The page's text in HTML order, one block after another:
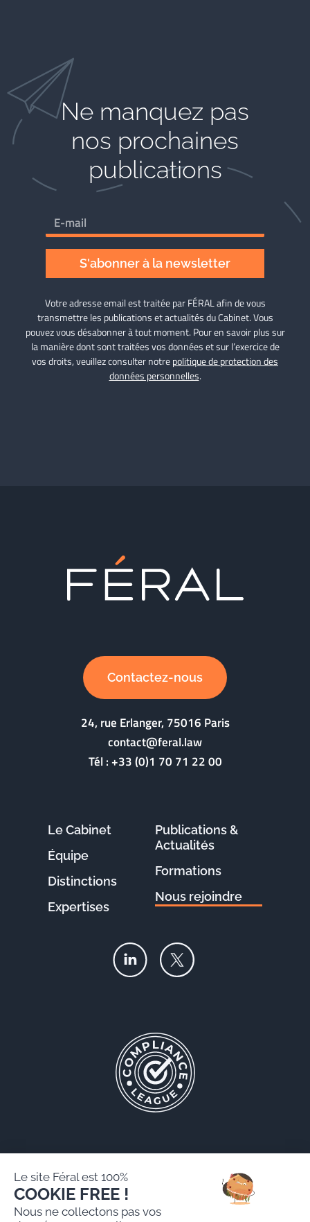
Ne manquez pas
nos prochaines
publications
S'abonner à la newsletter
Votre adresse email est traitée par FÉRAL afin de vous
transmettre les publications et actualités du Cabinet. Vous
pouvez vous désabonner à tout moment. Pour en savoir plus sur
la manière dont sont traitées vos données et sur l’exercice de
vos droits, veuillez consulter notrepolitique de protection des
données personnelles.
Contactez-nous
24, rue Erlanger, 75016 Paris
contact@feral.law
Tél :+33 (0)1 70 71 22 00
Le Cabinet
Équipe
Distinctions
Expertises
Publications &
Actualités
Formations
Nous rejoindre
Le site Féral est 100%
COOKIE FREE !
Nous ne collectons pas vos